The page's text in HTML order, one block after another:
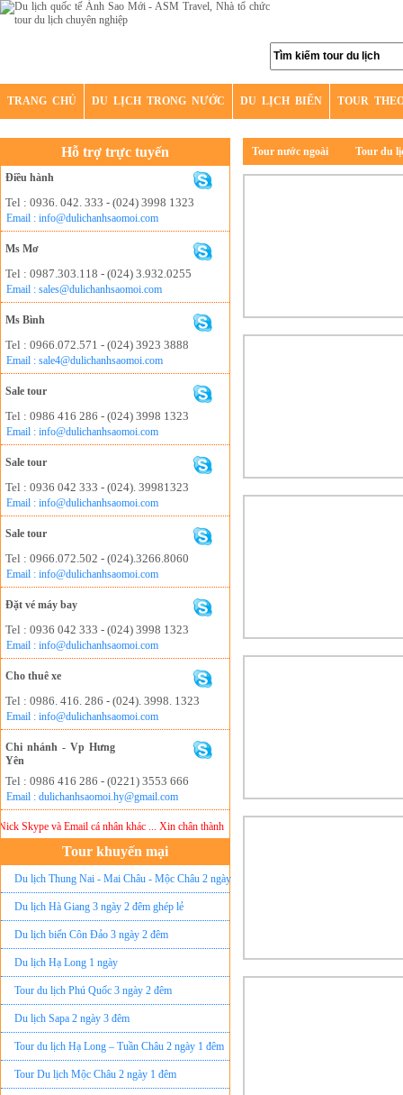
TRANG CHỦ DU LỊCH TRONG NƯỚC DU LỊCH BIỂN TOUR
Hỗ trợ trực tuyến
Điều hành
Tel : 0936. 042. 333 - (024) 3998 1323
Email : info@dulichanhsaomoi.com
Ms Mơ
Tel : 0987.303.118 - (024) 3.932.0255
Email : sales@dulichanhsaomoi.com
Ms Bình
Tel : 0966.072.571 - (024) 3923 3888
Email : sale4@dulichanhsaomoi.com
Sale tour
Tel : 0986 416 286 - (024) 3998 1323
Email : info@dulichanhsaomoi.com
Sale tour
Tel : 0936 042 333 - (024). 39981323
Email : info@dulichanhsaomoi.com
Sale tour
Tel : 0966.072.502 - (024).3266.8060
Email : info@dulichanhsaomoi.com
Đặt vé máy bay
Tel : 0936 042 333 - (024) 3998 1323
Email : info@dulichanhsaomoi.com
Cho thuê xe
Tel : 0986. 416. 286 - (024). 3998. 1323
Email : info@dulichanhsaomoi.com
Chi nhánh - Vp Hưng
Yên
Tel : 0986 416 286 - (0221) 3553 666
Email : dulichanhsaomoi.hy@gmail.com
và Email cá nhân khác ... Xin chân thành cảm ơn!
Tour khuyến mại
Du lịch Thung Nai - Mai Châu - Mộc Châu 2 ngày
ghép lẻ
Du lịch Hà Giang 3 ngày 2 đêm ghép lẻ
Du lịch biển Côn Đảo 3 ngày 2 đêm
Du lịch Hạ Long 1 ngày
Tour du lịch Phú Quốc 3 ngày 2 đêm
Du lịch Sapa 2 ngày 3 đêm
Tour du lịch Hạ Long – Tuần Châu 2 ngày 1 đêm
Tour Du lịch Mộc Châu 2 ngày 1 đêm
Tour nước ngoài Tour du